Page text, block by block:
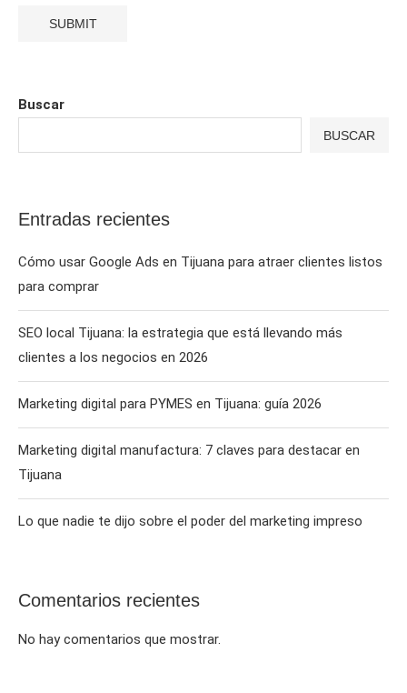
Buscar
BUSCAR
Entradas recientes
Cómo usar Google Ads en Tijuana para atraer clientes listos
para comprar
SEO local Tijuana: la estrategia que está llevando más
clientes a los negocios en 2026
Marketing digital para PYMES en Tijuana: guía 2026
Marketing digital manufactura: 7 claves para destacar en
Tijuana
Lo que nadie te dijo sobre el poder del marketing impreso
Comentarios recientes
No hay comentarios que mostrar.